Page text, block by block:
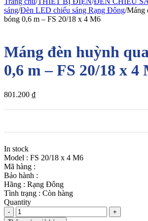
sáng/Đèn LED chiếu sáng Rạng Đông/Máng
bóng 0,6 m – FS 20/18 x 4 M6
Máng đèn huỳnh
0,6 m – FS 20/18 x 4
801.200 ₫
In stock
Model : FS 20/18 x 4 M6
Mã hàng :
Bảo hành :
Hãng : Rạng Đông
Tình trạng : Còn hàng
Quantity